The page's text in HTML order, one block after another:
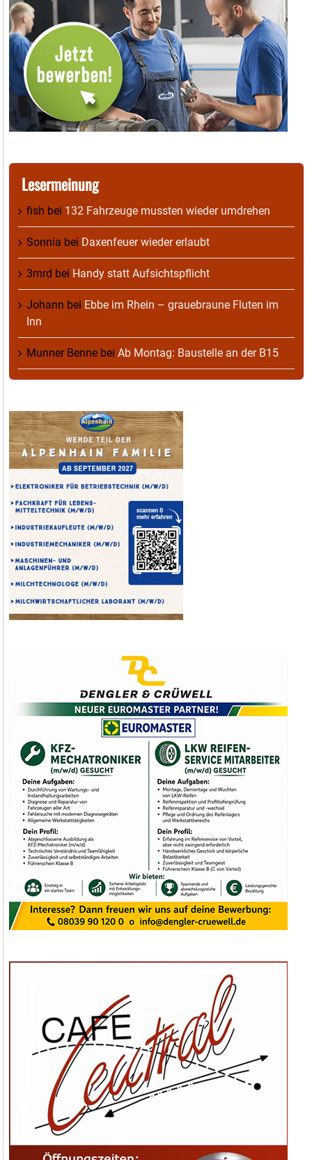
Lesermeinung
fish bei 132 Fahrzeuge mussten wieder umdrehen
Sonnia bei Daxenfeuer wieder erlaubt
3mrd bei Handy statt Aufsichtspflicht
Johann bei Ebbe im Rhein – grauebraune Fluten im
Inn
Munner Benne bei Ab Montag: Baustelle an der B15